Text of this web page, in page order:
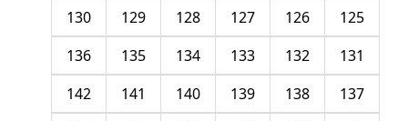
125
126
127
128
129
130
131
132
133
134
135
136
137
138
139
140
141
142